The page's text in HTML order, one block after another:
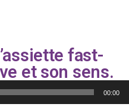
fast-
et son sens.
00:00